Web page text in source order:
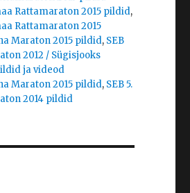
Rattamaraton 2015 pildid,
Rattamaraton 2015
Maraton 2015 pildid, SEB
2012 / Sügisjooks
ja videod
Maraton 2015 pildid, SEB 5.
2014 pildid